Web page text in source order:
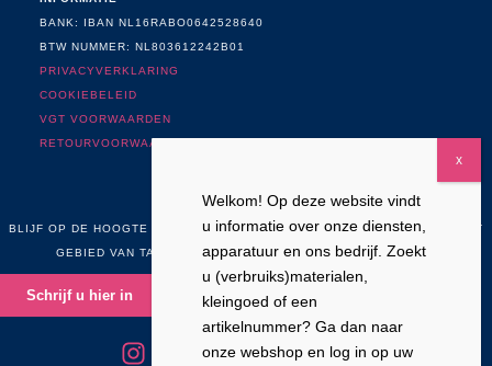
BANK: IBAN NL16RABO0642528640
BTW NUMMER: NL803612242B01
PRIVACYVERKLARING
COOKIEBELEID
VGT VOORWAARDEN
RETOURVOORWAARDEN
NIEUWSBRIEF
BLIJF OP DE HOOGTE VAN NIEUWS, ONTWIKKELINGEN EN ACTIES OP HET
GEBIED VAN TANDHEELKUNDE, TANDTECHNIEK EN CADCAM
Schrijf u hier in
Welkom! Op deze website vindt
u informatie over onze diensten,
apparatuur en ons bedrijf. Zoekt
u (verbruiks)materialen,
kleingoed of een
artikelnummer? Ga dan naar
onze webshop en log in op uw